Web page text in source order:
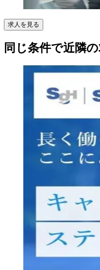
求人を見る
同じ条件で近隣